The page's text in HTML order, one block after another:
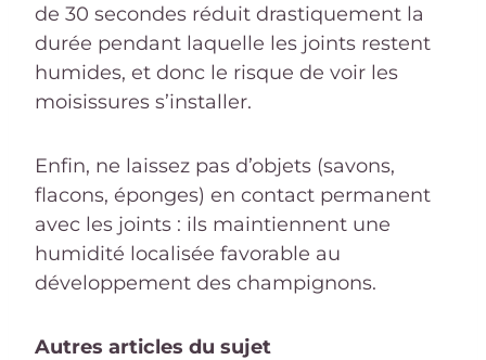
de 30 secondes réduit drastiquement la
durée pendant laquelle les joints restent
humides, et donc le risque de voir les
moisissures s’installer.
Enfin, ne laissez pas d’objets (savons,
flacons, éponges) en contact permanent
avec les joints : ils maintiennent une
humidité localisée favorable au
développement des champignons.
Autres articles du sujet